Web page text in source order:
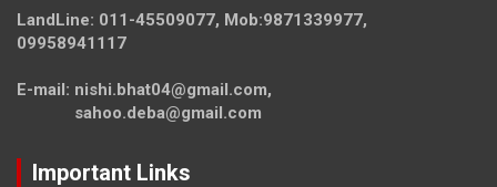
LandLine: 011-45509077, Mob:9871339977,
09958941117
E-mail: nishi.bhat04@gmail.com,
sahoo.deba@gmail.com
Important Links